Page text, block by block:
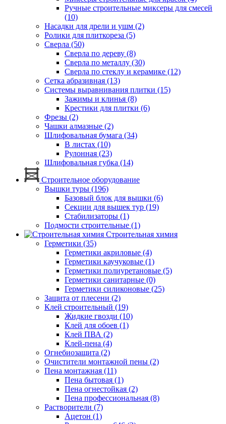
Ручные строительные миксеры для смесей
(10)
Насадки для дрели и ушм (2)
Ролики для плиткореза (5)
Сверла (50)
Сверла по дереву (8)
Сверла по металлу (30)
Сверла по стеклу и керамике (12)
Сетка абразивная (13)
Системы выравнивания плитки (15)
Зажимы и клинья (8)
Крестики для плитки (6)
Фрезы (2)
Чашки алмазные (2)
Шлифовальная бумага (34)
В листах (10)
Рулонная (23)
Шлифовальная губка (14)
Строительное оборудование
Вышки туры (196)
Базовый блок для вышки (6)
Секции для вышек тур (19)
Стабилизаторы (1)
Подмости строительные (1)
Строительная химия
Герметики (35)
Герметики акриловые (4)
Герметики каучуковые (1)
Герметики полиуретановые (5)
Герметики санитарные (0)
Герметики силиконовые (25)
Защита от плесени (2)
Клей строительный (19)
Жидкие гвозди (10)
Клей для обоев (1)
Клей ПВА (2)
Клей-пена (4)
Огнебиозащита (2)
Очистители монтажной пены (2)
Пена монтажная (11)
Пена бытовая (1)
Пена огнестойкая (2)
Пена профессиональная (8)
Растворители (7)
Ацетон (1)